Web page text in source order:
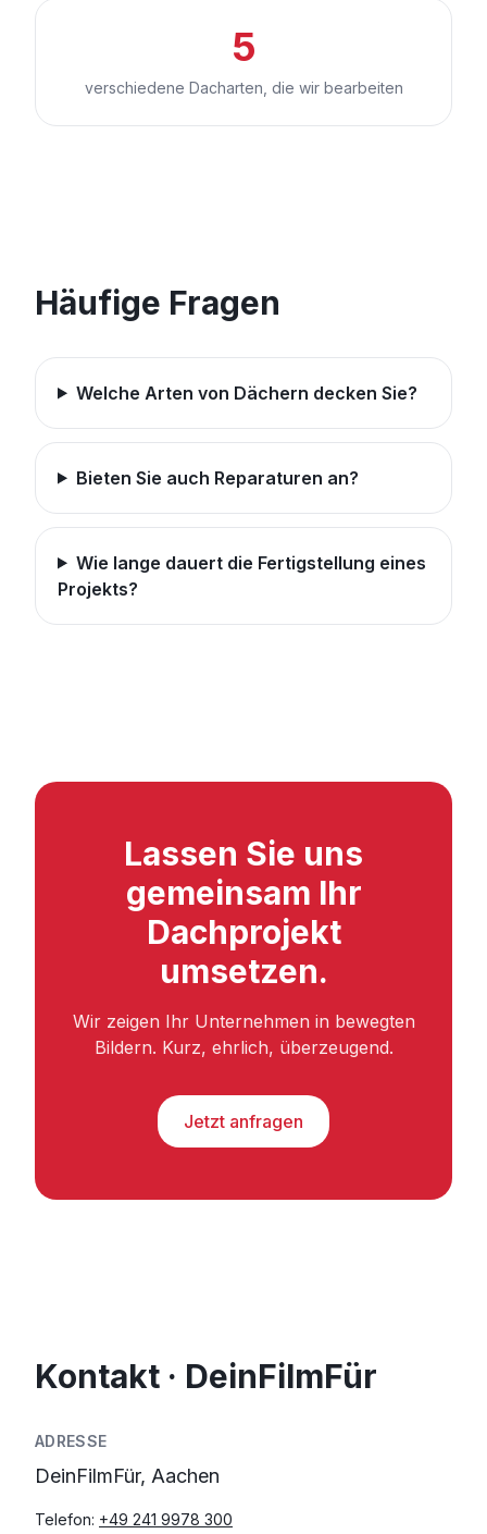
5
verschiedene Dacharten, die wir bearbeiten
Häufige Fragen
Welche Arten von Dächern decken Sie?
Bieten Sie auch Reparaturen an?
Wie lange dauert die Fertigstellung eines
Projekts?
Lassen Sie uns
gemeinsam Ihr
Dachprojekt
umsetzen.
Wir zeigen Ihr Unternehmen in bewegten
Bildern. Kurz, ehrlich, überzeugend.
Jetzt anfragen
Kontakt · DeinFilmFür
ADRESSE
DeinFilmFür, Aachen
Telefon: +49 241 9978 300